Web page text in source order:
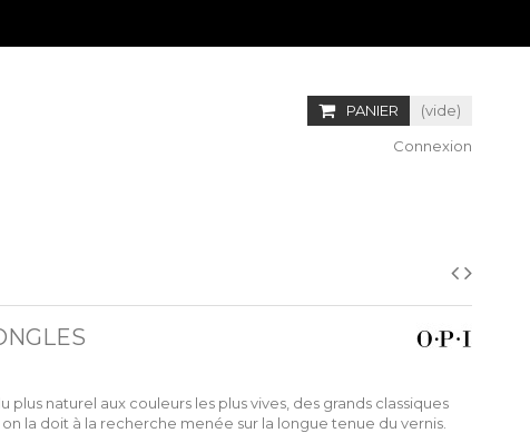
PANIER
(vide)
Connexion
naturel aux couleurs les plus vives, des grands classiques
la doit à la recherche menée sur la longue tenue du vernis.